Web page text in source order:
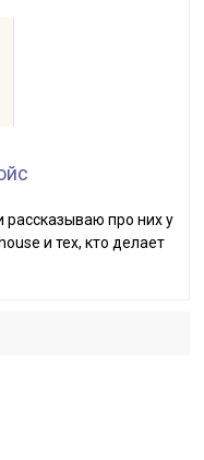
про них у
и тех, кто делает